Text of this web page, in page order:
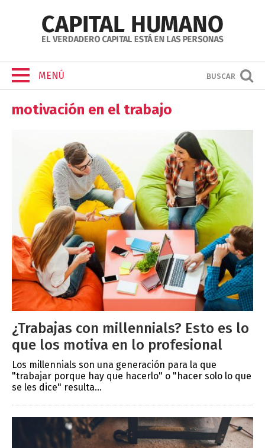
MENÚ BUSCAR
motivación en el trabajo
¿Trabajas con millennials? Esto es lo
que los motiva en lo profesional
Los millennials son una generación para la que
"trabajar porque hay que hacerlo" o "hacer solo lo que
se les dice" resulta...